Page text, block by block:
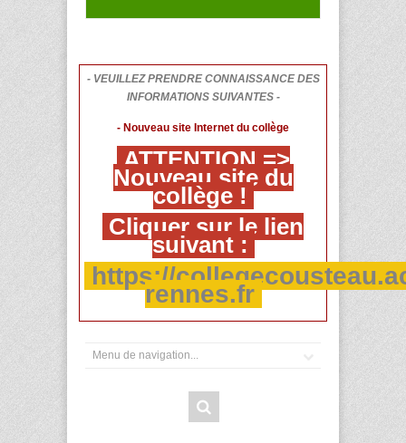
- VEUILLEZ PRENDRE CONNAISSANCE DES
INFORMATIONS SUIVANTES -
- Nouveau site Internet du collège
ATTENTION =>
Nouveau site du
collège !
Cliquer sur le lien
suivant :
https://
rennes.fr